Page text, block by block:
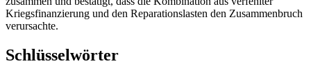
Kriegsfinanzierung und den Reparationslasten den Zusammenbruch
verursachte.
Schlüsselwörter